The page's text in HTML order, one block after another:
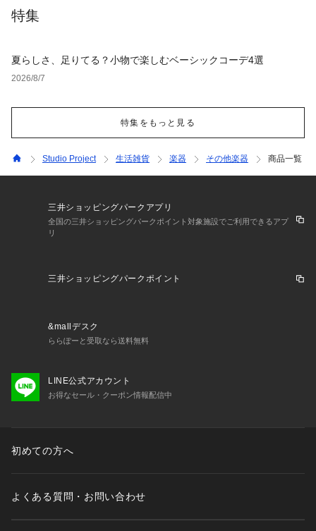
特集
夏らしさ、足りてる？小物で楽しむベーシックコーデ4選
2026/8/7
特集をもっと見る
Studio Project 生活雑貨 楽器 その他楽器 商品一覧
三井ショッピングパークアプリ
全国の三井ショッピングパークポイント対象施設でご利用できるアプ
リ
三井ショッピングパークポイント
&mallデスク
ららぽーと受取なら送料無料
LINE公式アカウント
お得なセール・クーポン情報配信中
初めての方へ
よくある質問・お問い合わせ